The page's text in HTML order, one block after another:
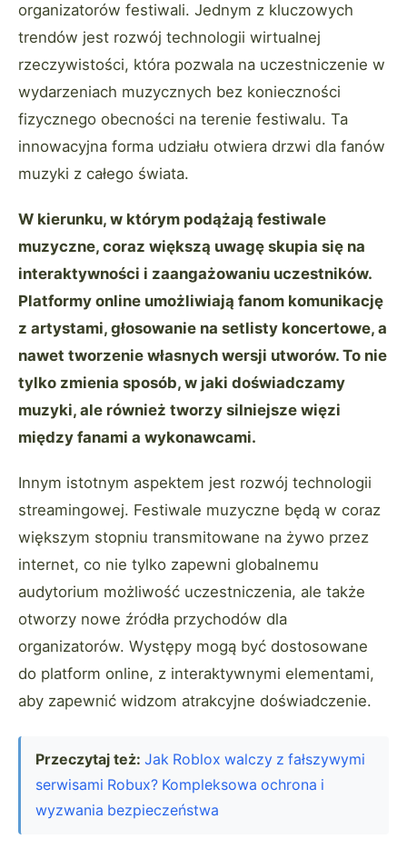
organizatorów festiwali. Jednym z kluczowych
trendów jest rozwój technologii wirtualnej
rzeczywistości, która pozwala na uczestniczenie w
wydarzeniach muzycznych bez konieczności
fizycznego obecności na terenie festiwalu. Ta
innowacyjna forma udziału otwiera drzwi dla fanów
muzyki z całego świata.
W kierunku, w którym podążają festiwale
muzyczne, coraz większą uwagę skupia się na
interaktywności i zaangażowaniu uczestników.
Platformy online umożliwiają fanom komunikację
z artystami, głosowanie na setlisty koncertowe, a
nawet tworzenie własnych wersji utworów. To nie
tylko zmienia sposób, w jaki doświadczamy
muzyki, ale również tworzy silniejsze więzi
między fanami a wykonawcami.
Innym istotnym aspektem jest rozwój technologii
streamingowej. Festiwale muzyczne będą w coraz
większym stopniu transmitowane na żywo przez
internet, co nie tylko zapewni globalnemu
audytorium możliwość uczestniczenia, ale także
otworzy nowe źródła przychodów dla
organizatorów. Występy mogą być dostosowane
do platform online, z interaktywnymi elementami,
aby zapewnić widzom atrakcyjne doświadczenie.
Przeczytaj też: Jak Roblox walczy z fałszywymi
serwisami Robux? Kompleksowa ochrona i
wyzwania bezpieczeństwa